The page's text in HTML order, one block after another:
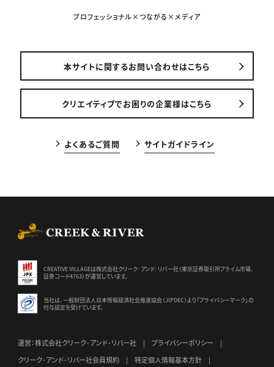
プロフェッショナル×つながる×メディア
本サイトに関するお問い合わせはこちら
クリエイティブでお困りの企業様はこちら
よくあるご質問 サイトガイドライン
CREATIVE VILLAGEは株式会社クリーク･アンド･リバー社（東京証券取引所プライム市場、
証券コード4763）が運営しています。
当社は、一般財団法人日本情報経済社会推進協会（JIPDEC）より 「プライバシーマーク」の
付与認定を受けています。
運営：株式会社クリーク･アンド･リバー社
プライバシーポリシー
クリーク･アンド･リバー社会員規約
特定個人情報基本方針